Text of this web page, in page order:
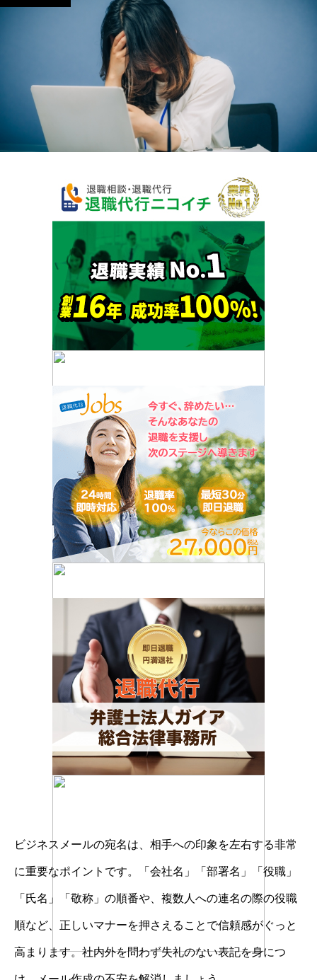
ビジネスメールの宛名は、相手への印象を左右する非常
に重要なポイントです。「会社名」「部署名」「役職」
「氏名」「敬称」の順番や、複数人への連名の際の役職
順など、正しいマナーを押さえることで信頼感がぐっと
高まります。社内外を問わず失礼のない表記を身につ